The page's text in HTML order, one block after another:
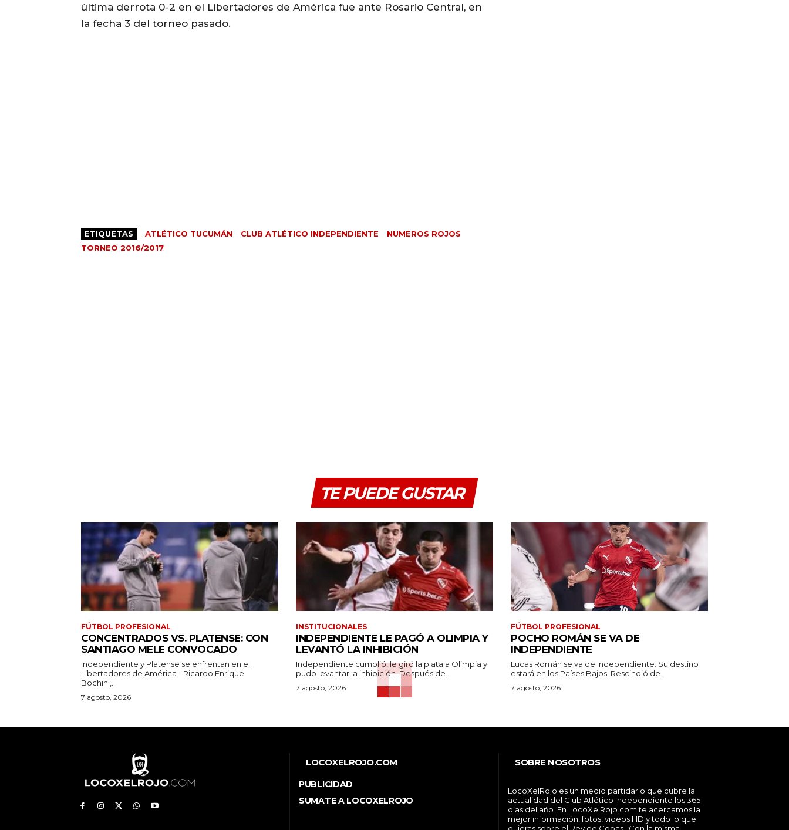
última derrota 0-2 en el Libertadores de América fue ante Rosario Central, en
la fecha 3 del torneo pasado.
ETIQUETAS ATLÉTICO TUCUMÁN CLUB ATLÉTICO INDEPENDIENTE
NUMEROS ROJOS
TORNEO 2016/2017
TE PUEDE GUSTAR
FÚTBOL PROFESIONAL
CONCENTRADOS VS. PLATENSE: CON
SANTIAGO MELE CONVOCADO
Independiente y Platense se enfrentan en el
Libertadores de América - Ricardo Enrique
Bochini,...
7 agosto, 2026
INSTITUCIONALES
INDEPENDIENTE LE PAGÓ A OLIMPIA Y
LEVANTÓ LA INHIBICIÓN
Independiente cumplió, le giró la plata a Olimpia y
pudo levantar la inhibición. Después de...
7 agosto, 2026
FÚTBOL PROFESIONAL
POCHO ROMÁN SE VA DE
INDEPENDIENTE
Lucas Román se va de Independiente. Su destino
estará en los Países Bajos. Rescindió de...
7 agosto, 2026
LOCOXELROJO.COM
PUBLICIDAD
SUMATE A LOCOXELROJO
SOBRE NOSOTROS
LocoXelRojo es un medio partidario que cubre la
actualidad del Club Atlético Independiente los 365
días del año. En LocoXelRojo.com te acercamos la
mejor información, fotos, videos HD y todo lo que